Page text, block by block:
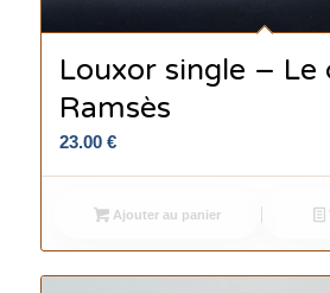
Louxor single – Le
Ramsès
23.00 €
Ajouter au panier